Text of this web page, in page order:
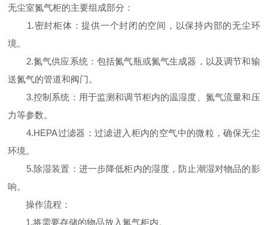
无尘室氮气柜的主要组成部分：
1.密封柜体：提供一个封闭的空间，以保持内部的无尘环
境。
2.氮气供应系统：包括氮气瓶或氮气生成器，以及调节和输
送氮气的管道和阀门。
3.控制系统：用于监测和调节柜内的温湿度、氮气流量和压
力等参数。
4.HEPA过滤器：过滤进入柜内的空气中的微粒，确保无尘
环境。
5.除湿装置：进一步降低柜内的湿度，防止潮湿对物品的影
响。
操作流程：
1.将需要存储的物品放入氮气柜内。